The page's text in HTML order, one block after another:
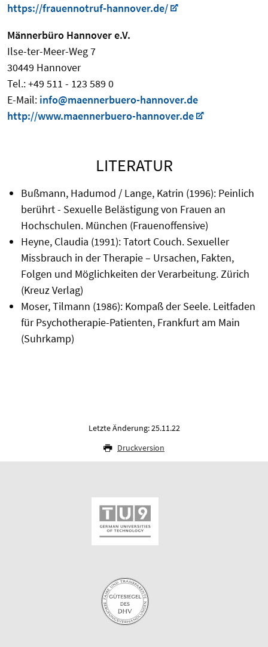
https://frauennotruf-hannover.de/
Männerbüro Hannover e.V.
Ilse-ter-Meer-Weg 7
30449 Hannover
Tel.: +49 511 - 123 589 0
E-Mail: info@maennerbuero-hannover.de
http://www.maennerbuero-hannover.de
LITERATUR
Bußmann, Hadumod / Lange, Katrin (1996): Peinlich
berührt - Sexuelle Belästigung von Frauen an
Hochschulen. München (Frauenoffensive)
Heyne, Claudia (1991): Tatort Couch. Sexueller
Missbrauch in der Therapie – Ursachen, Fakten,
Folgen und Möglichkeiten der Verarbeitung. Zürich
(Kreuz Verlag)
Moser, Tilmann (1986): Kompaß der Seele. Leitfaden
für Psychotherapie-Patienten, Frankfurt am Main
(Suhrkamp)
Letzte Änderung: 25.11.22
Druckversion